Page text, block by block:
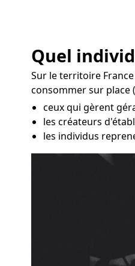
Quel
Sur le territoire
consommer sur place
ceux qui gèrent
les créateurs
les individus